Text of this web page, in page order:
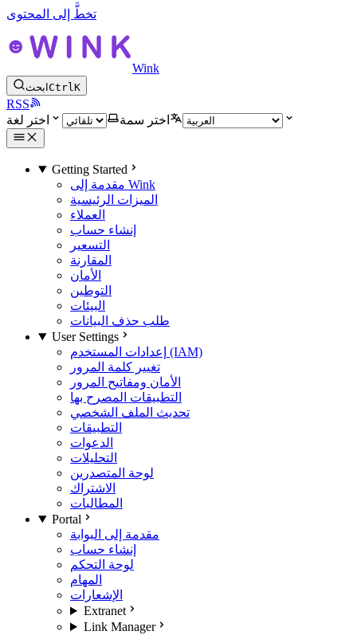
تخطَّ إلى المحتوى
Wink
ابحث CtrlK
RSS
اختر سمة
اختر لغة
Getting Started
مقدمة إلى Wink
الميزات الرئيسية
العملاء
إنشاء حساب
التسعير
المقارنة
الأمان
التوطين
البيئات
طلب حذف البيانات
User Settings
إعدادات المستخدم (IAM)
تغيير كلمة المرور
الأمان ومفاتيح المرور
التطبيقات المصرح بها
تحديث الملف الشخصي
التطبيقات
الدعوات
التحليلات
لوحة المتصدرين
الاشتراك
المطالبات
Portal
مقدمة إلى البوابة
إنشاء حساب
لوحة التحكم
المهام
الإشعارات
Extranet
Link Manager